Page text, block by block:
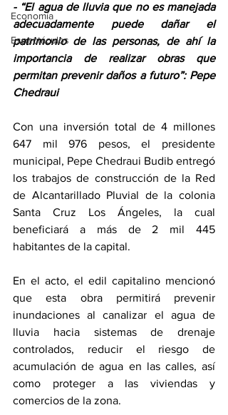
Economía
Espectáculos
- “El agua de lluvia que no es manejada
adecuadamente puede dañar el
patrimonio de las personas, de ahí la
importancia de realizar obras que
permitan prevenir daños a futuro”: Pepe
Chedraui
Con una inversión total de 4 millones
647 mil 976 pesos, el presidente
municipal, Pepe Chedraui Budib entregó
los trabajos de construcción de la Red
de Alcantarillado Pluvial de la colonia
Santa Cruz Los Ángeles, la cual
beneficiará a más de 2 mil 445
habitantes de la capital.
En el acto, el edil capitalino mencionó
que esta obra permitirá prevenir
inundaciones al canalizar el agua de
lluvia hacia sistemas de drenaje
controlados, reducir el riesgo de
acumulación de agua en las calles, así
como proteger a las viviendas y
comercios de la zona.